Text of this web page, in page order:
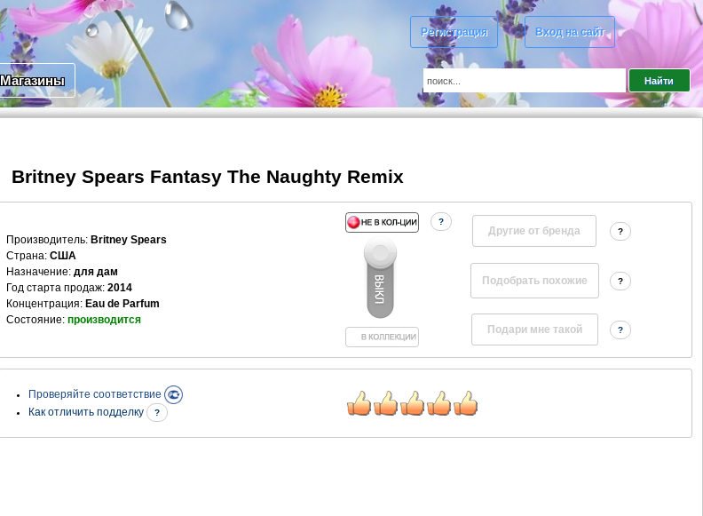
Регистрация Вход на сайт
Магазины
Britney Spears Fantasy The Naughty Remix
Производитель: Britney Spears
Страна: США
Назначение: для дам
Год старта продаж: 2014
Концентрация: Eau de Parfum
Состояние: производится
?
Другие от бренда ?
?
?
Проверяйте соответствие
Как отличить подделку
?